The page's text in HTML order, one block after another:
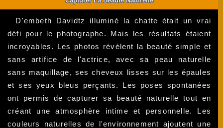
D'embeth Davidtz illuminé la chatte était un vrai
défi pour le photographe. Mais les résultats étaient
incroyables. Les photos révèlent la beauté simple et
sans artifice de l'actrice, avec sa peau naturelle
sans maquillage, ses cheveux lisses sur les épaules
et ses yeux bleus perçants. Les poses spontanées
ont permis de capturer sa beauté naturelle tout en
créant une atmosphère intime et personnelle. Les
couleurs naturelles de l'environnement ajoutent une